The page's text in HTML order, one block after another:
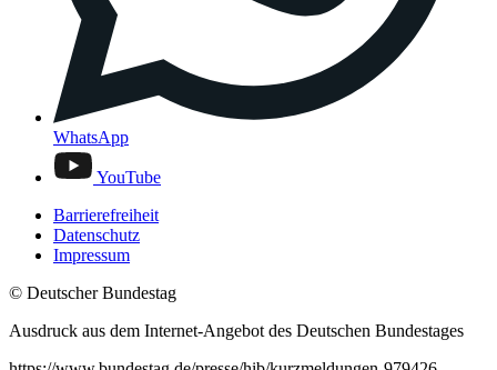
WhatsApp
YouTube
Barrierefreiheit
Datenschutz
Impressum
© Deutscher Bundestag
Ausdruck aus dem Internet-Angebot des Deutschen Bundestages